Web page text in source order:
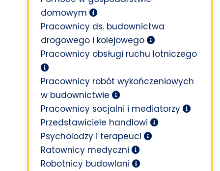
domowym
Pracownicy ds. budownictwa
drogowego i kolejowego
Pracownicy obsługi ruchu lotniczego
Pracownicy robót wykończeniowych
w budownictwie
Pracownicy socjalni i mediatorzy
Przedstawiciele handlowi
Psycholodzy i terapeuci
Ratownicy medyczni
Robotnicy budowlani